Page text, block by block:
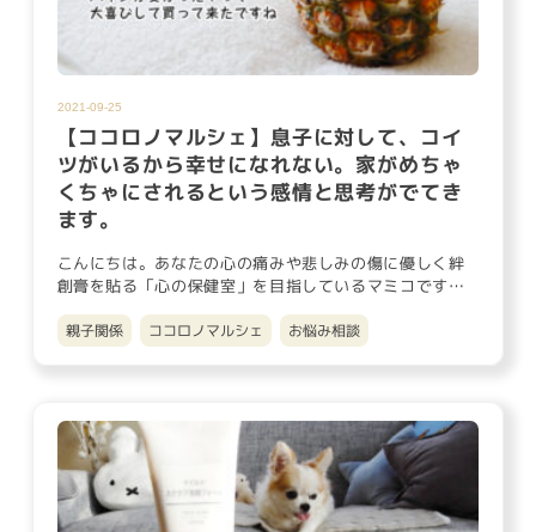
2021-09-25
【ココロノマルシェ】息子に対して、コイ
ツがいるから幸せになれない。家がめちゃ
くちゃにされるという感情と思考がでてき
ます。
こんにちは。あなたの心の痛みや悲しみの傷に優しく絆
創膏を貼る「心の保健室」を目指しているマミコです。
親子関係 ココロノマルシェ お悩み相談